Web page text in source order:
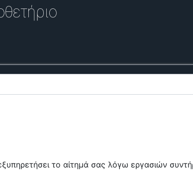
το αίτημά σας λόγω εργασιών